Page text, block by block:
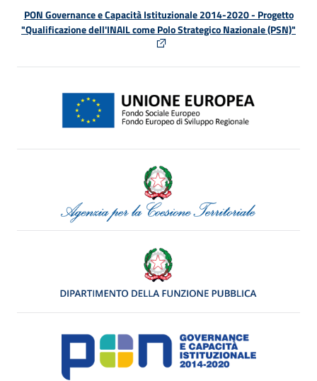
PON Governance e Capacità Istituzionale 2014-2020 - Progetto
"Qualificazione dell'INAIL come Polo Strategico Nazionale (PSN)"